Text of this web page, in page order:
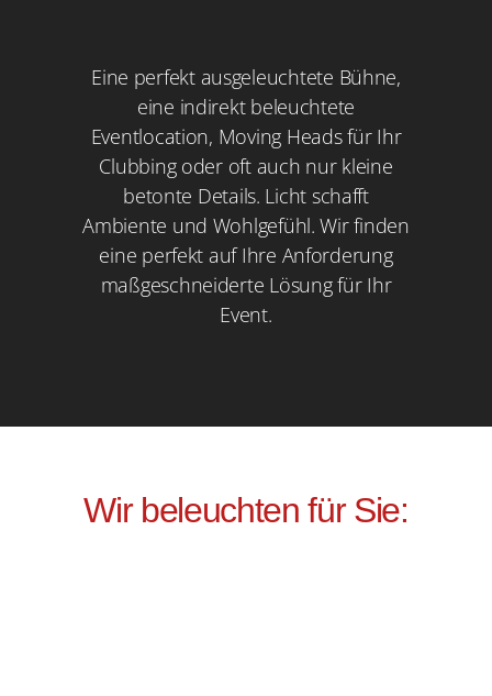
Eine perfekt ausgeleuchtete Bühne,
eine indirekt beleuchtete
Eventlocation, Moving Heads für Ihr
Clubbing oder oft auch nur kleine
betonte Details. Licht schafft
Ambiente und Wohlgefühl. Wir finden
eine perfekt auf Ihre Anforderung
maßgeschneiderte Lösung für Ihr
Event.
Wir beleuchten für Sie: